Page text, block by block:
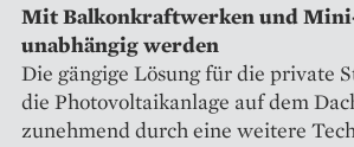
Mit Balkonkraftwerken und
unabhängig werden
Die gängige Lösung für die private
die Photovoltaikanlage auf dem
zunehmend durch eine weitere